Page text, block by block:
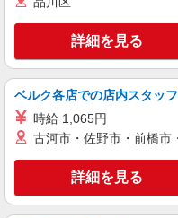
紹介予定派遣
【
売
月給
る） ※残
゜+゜・
10万円支給(規定有) お友達
ティブ支
○。・゜+゜
宮崎
キープ
派遣社員
詳細を見る
ベルク各店での店内スタッフ
時給 1,065円
古河市・佐野市・前橋市
詳細を見る